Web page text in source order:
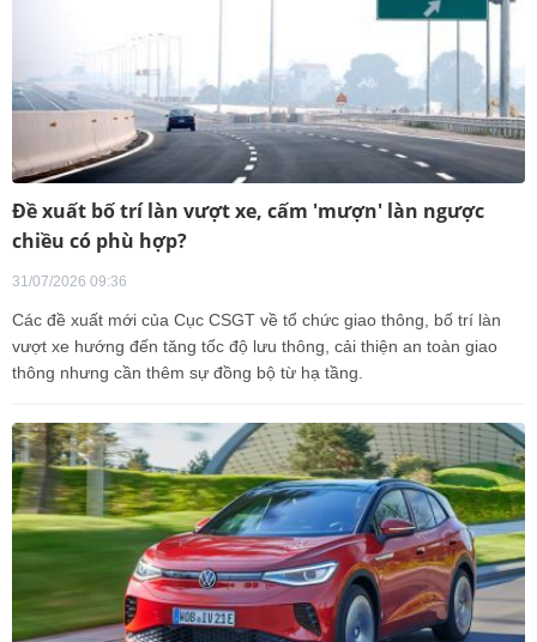
Đề xuất bố trí làn vượt xe, cấm 'mượn' làn ngược
chiều có phù hợp?
31/07/2026 09:36
Các đề xuất mới của Cục CSGT về tổ chức giao thông, bố trí làn
vượt xe hướng đến tăng tốc độ lưu thông, cải thiện an toàn giao
thông nhưng cần thêm sự đồng bộ từ hạ tầng.